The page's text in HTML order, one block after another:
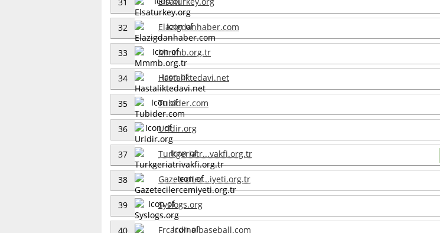
32 Elazigdanhaber.com
33 Mmmb.org.tr
34 Hastaliktedavi.net
35 Tubider.com
36 Urldir.org
37 Turkgeriatr...vakfi.org.tr
38 Gazeteciler...iyeti.org.tr
39 Syslogs.org
40 Frcardinalbaseball.com